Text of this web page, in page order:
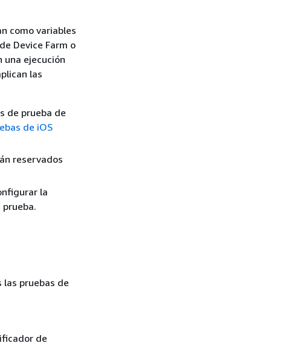
como variables
Device Farm o
una ejecución
las
de prueba de
de iOS
reservados
la
las pruebas de
de